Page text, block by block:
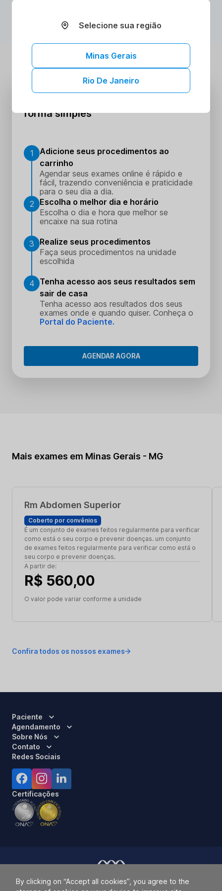
By clicking on “Accept all cookies”, you agree to the
forma simples
1
Adicione seus procedimentos ao
carrinho
Agendar seus exames online é rápido e
fácil, trazendo conveniência e praticidade
para o seu dia a dia.
2
Escolha o melhor dia e horário
Escolha o dia e hora que melhor se
encaixe na sua rotina
3
Realize seus procedimentos
Faça seus procedimentos na unidade
escolhida
4 Tenha acesso aos seus resultados sem
sair de casa
Tenha acesso aos resultados dos seus
exames onde e quando quiser. Conheça o
Portal do Paciente.
AGENDAR AGORA
Mais exames em Minas Gerais - MG
Rm Abdomen Superior
Coberto por convênios
É um conjunto de exames feitos regularmente para verificar
como está o seu corpo e prevenir doenças. um conjunto
de exames feitos regularmente para verificar como está o
seu corpo e prevenir doenças.
A partir de:
R$ 560,00
O valor pode variar conforme a unidade
Confira todos os nossos exames
Paciente
Agendamento
Sobre Nós
Contato
Redes Sociais
Certificações
Responsável Técnico: Dra. Luci Mara Barbiero – CRM 120.433/SP
Selecione sua região
Minas Gerais
Rio De Janeiro